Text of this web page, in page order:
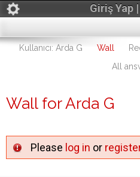
Giriş Yap |
Kullanıcı: Arda G Wall
All
Wall for Arda G
Please log in or